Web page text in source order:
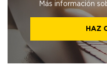
Más información
HAZ